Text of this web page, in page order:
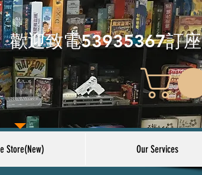
​歡迎致電53935367訂座
Store(New) Our Services